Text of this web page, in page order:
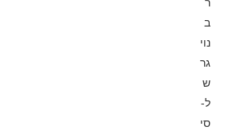
ב
נוי
גר
ש
ל-
סי